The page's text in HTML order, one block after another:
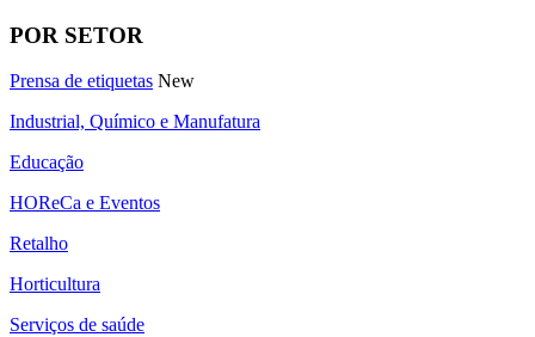
POR SETOR
Prensa de etiquetas New
Industrial, Químico e Manufatura
Educação
HOReCa e Eventos
Retalho
Horticultura
Serviços de saúde